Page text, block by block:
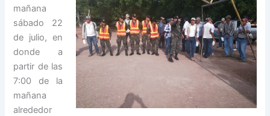
mañana
sábado 22
de julio, en
donde a
partir de las
7:00 de la
mañana
alrededor